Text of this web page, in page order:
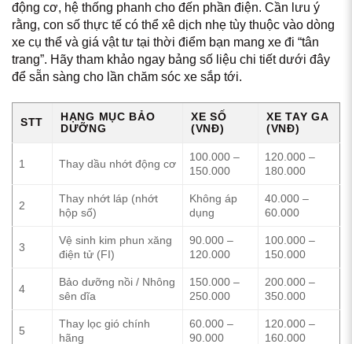
động cơ, hệ thống phanh cho đến phần điện. Cần lưu ý
rằng, con số thực tế có thể xê dịch nhẹ tùy thuộc vào dòng
xe cụ thể và giá vật tư tại thời điểm bạn mang xe đi “tân
trang”. Hãy tham khảo ngay bảng số liệu chi tiết dưới đây
để sẵn sàng cho lần chăm sóc xe sắp tới.
STT
HẠNG MỤC BẢO
DƯỠNG
XE SỐ
(VNĐ)
XE TAY GA
(VNĐ)
1 Thay dầu nhớt động cơ
100.000 –
150.000
120.000 –
180.000
2
Thay nhớt láp (nhớt
hộp số)
Không áp
dụng
40.000 –
60.000
3
Vệ sinh kim phun xăng
điện tử (FI)
90.000 –
120.000
100.000 –
150.000
4
Bảo dưỡng nồi / Nhông
sên dĩa
150.000 –
250.000
200.000 –
350.000
5
Thay lọc gió chính
hãng
60.000 –
90.000
120.000 –
160.000